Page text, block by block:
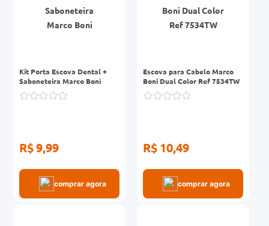
Kit Porta Escova Dental +
Saboneteira Marco Boni
R$ 9,99
comprar agora
Escova para Cabelo Marco
Boni Dual Color Ref 7534TW
R$ 10,49
comprar agora